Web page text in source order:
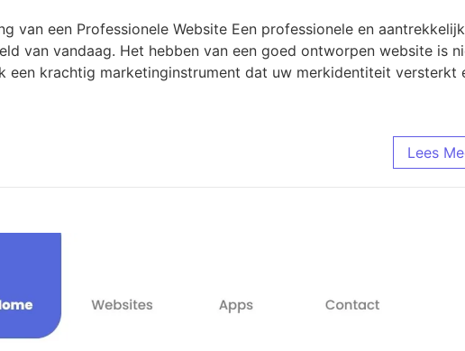
van een Professionele Website Een professionele en
van vandaag. Het hebben van een goed ontworpen website is
krachtig marketinginstrument dat uw merkidentiteit versterkt
Lees